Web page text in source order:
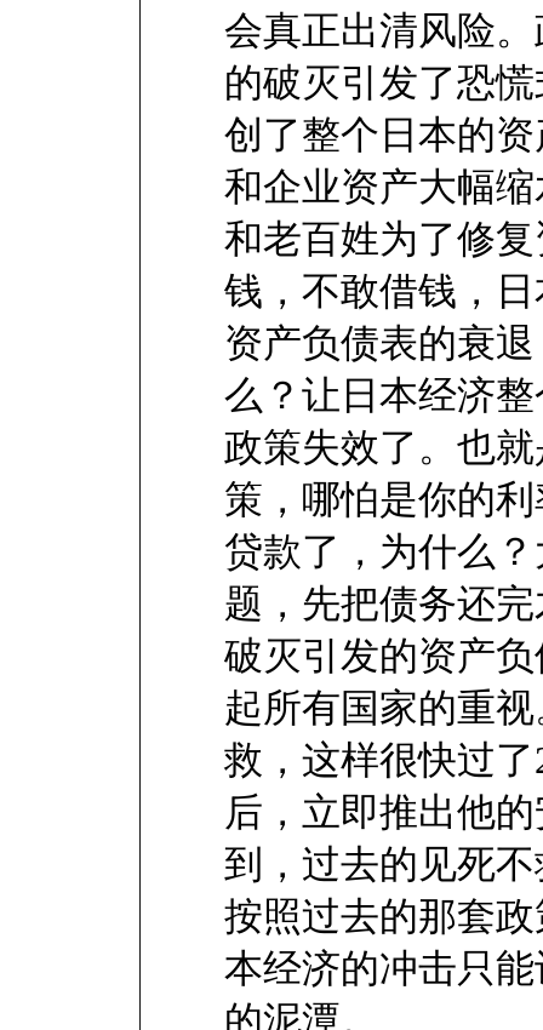
会真正出清风险
的破灭引发了恐
创了整个日本的
和企业资产大幅
和老百姓为了修
钱，不敢借钱，
资产负债表的衰
么？让日本经济
政策失效了。也
策，哪怕是你的
贷款了，为什么
题，先把债务还
破灭引发的资产
起所有国家的重
救，这样很快过
后，立即推出他
到，过去的见死
按照过去的那套
本经济的冲击只
的泥潭。